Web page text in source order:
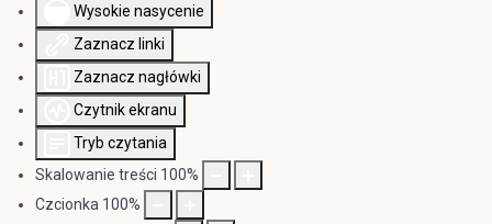
Wysokie nasycenie
Zaznacz linki
Zaznacz nagłówki
Czytnik ekranu
Tryb czytania
Skalowanie treści 100%
Czcionka 100%